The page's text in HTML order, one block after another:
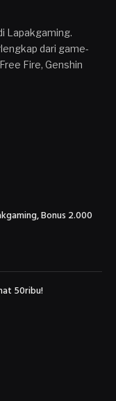
Lapakgaming.
dari game-
Fire, Genshin
Bonus 2.000
50ribu!